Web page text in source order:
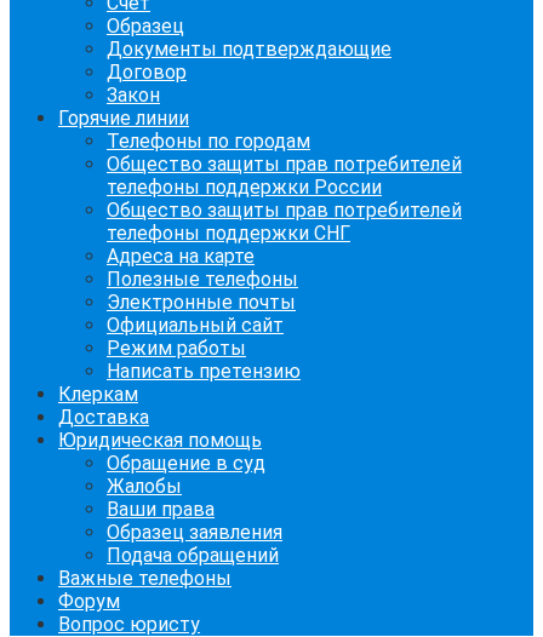
Образец
Документы подтверждающие
Договор
Закон
Горячие линии
Телефоны по городам
Общество защиты прав потребителей
телефоны поддержки России
Общество защиты прав потребителей
телефоны поддержки СНГ
Адреса на карте
Полезные телефоны
Электронные почты
Официальный сайт
Режим работы
Написать претензию
Клеркам
Доставка
Юридическая помощь
Обращение в суд
Жалобы
Ваши права
Образец заявления
Подача обращений
Важные телефоны
Форум
Вопрос юристу